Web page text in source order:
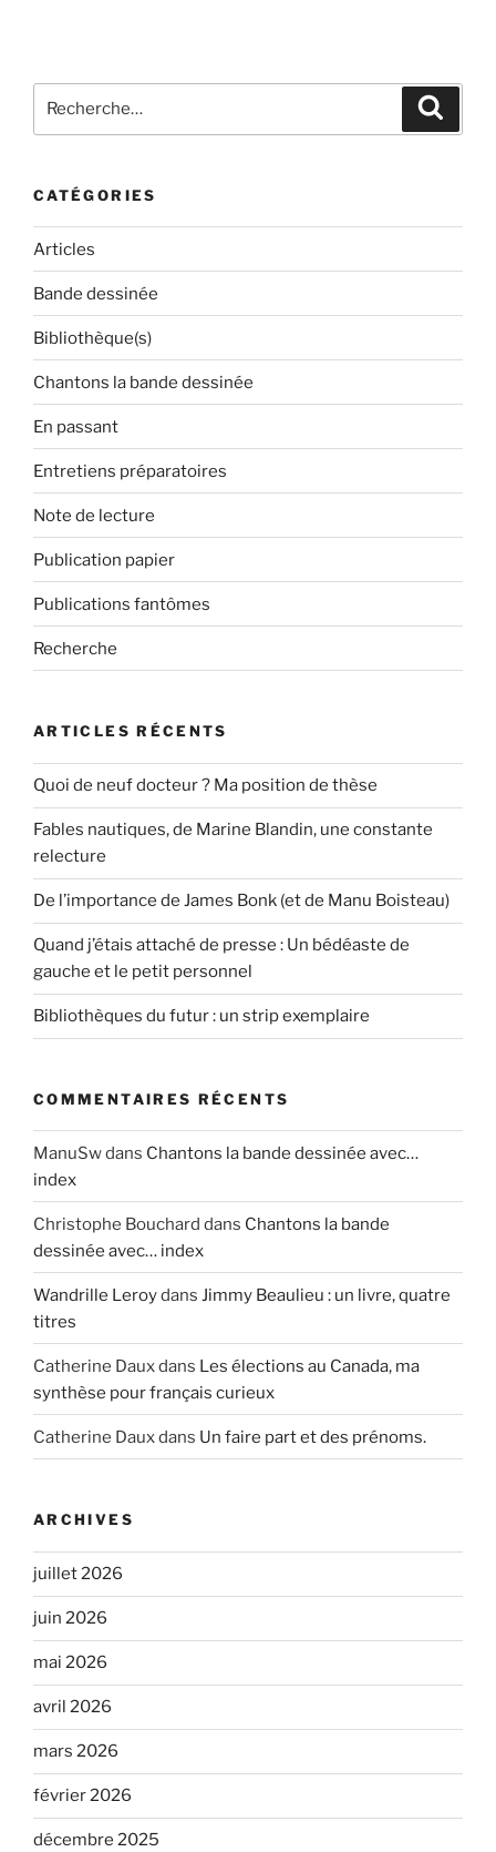
pour
CATÉGORIES
Articles
Bande dessinée
Bibliothèque(s)
Chantons la bande dessinée
En passant
Entretiens préparatoires
Note de lecture
Publication papier
Publications fantômes
Recherche
ARTICLES RÉCENTS
Quoi de neuf docteur ? Ma position de thèse
Fables nautiques, de Marine Blandin, une constante
relecture
De l’importance de James Bonk (et de Manu Boisteau)
Quand j’étais attaché de presse : Un bédéaste de
gauche et le petit personnel
Bibliothèques du futur : un strip exemplaire
COMMENTAIRES RÉCENTS
ManuSwdans Chantons la bande dessinée avec…
index
Christophe Bouchard dans Chantons la bande
dessinée avec… index
Wandrille Leroydans Jimmy Beaulieu : un livre, quatre
titres
Catherine Dauxdans Les élections au Canada, ma
synthèse pour français curieux
Catherine Dauxdans Un faire part et des prénoms.
ARCHIVES
juillet 2026
juin 2026
mai 2026
avril 2026
mars 2026
février 2026
décembre 2025